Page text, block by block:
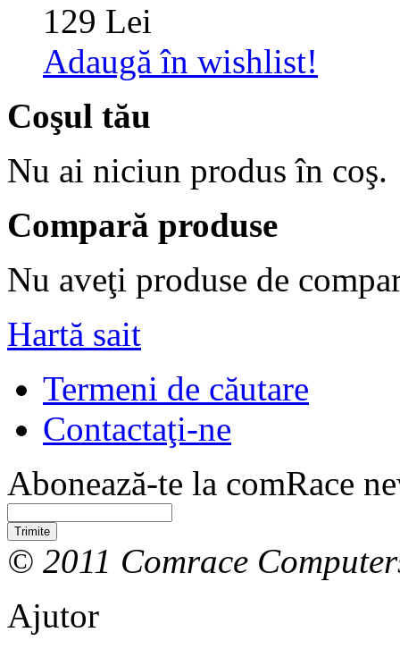
129 Lei
Adaugă în wishlist!
Coşul tău
Nu ai niciun produs în coş.
Compară produse
Nu aveţi produse de
Hartă sait
Termeni de căutare
Contactaţi-ne
Abonează-te la comRace
Trimite
© 2011 Comrace
Ajutor